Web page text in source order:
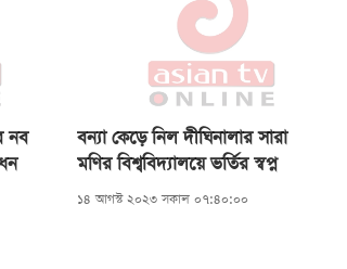
নব
বন্যা কেড়ে নিল দীঘিনালার সারা
মণির বিশ্ববিদ্যালয়ে ভর্তির স্বপ্ন
১৪ আগস্ট ২০২৩ সকাল ০৭:৪০:০০